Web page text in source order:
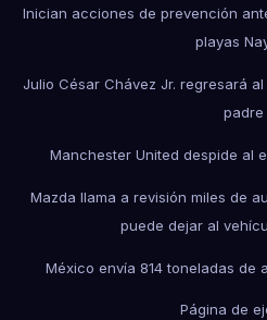
Inician acciones de prevención
playas
Julio César Chávez Jr. regresará
padre
Manchester United despide al
Mazda llama a revisión miles de
puede dejar al
México envía 814 toneladas de
Página de